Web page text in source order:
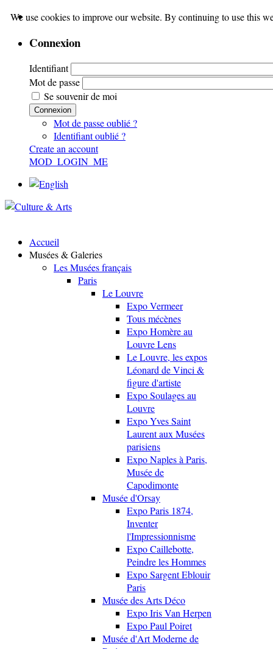
Connexion
Identifiant
Mot de passe
Se souvenir de moi
Connexion
Mot de passe oublié ?
Identifiant oublié ?
Create an account
MOD_LOGIN_ME
Accueil
Musées & Galeries
Les Musées français
Paris
Le Louvre
Expo Vermeer
Tous mécènes
Expo Homère au
Louvre Lens
Le Louvre, les expos
Léonard de Vinci &
figure d'artiste
Expo Soulages au
Louvre
Expo Yves Saint
Laurent aux Musées
parisiens
Expo Naples à Paris,
Musée de
Capodimonte
Musée d'Orsay
Expo Paris 1874,
Inventer
l'Impressionnisme
Expo Caillebotte,
Peindre les Hommes
Expo Sargent Eblouir
Paris
Musée des Arts Déco
Expo Iris Van Herpen
Expo Paul Poiret
Musée d'Art Moderne de
We use cookies to improve our website. By continuing to use this